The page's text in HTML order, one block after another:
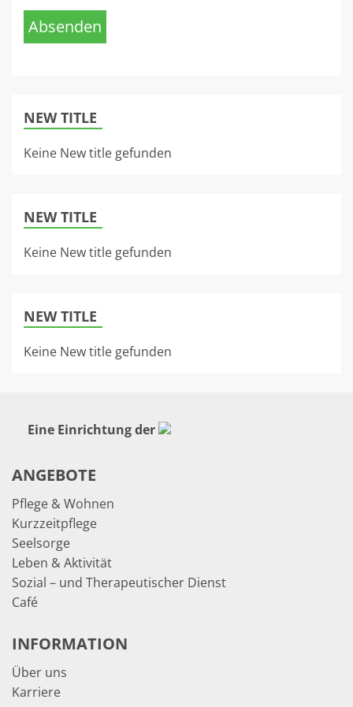
Absenden
NEW TITLE
Keine New title gefunden
NEW TITLE
Keine New title gefunden
NEW TITLE
Keine New title gefunden
Eine Einrichtung der
ANGEBOTE
Pflege & Wohnen
Kurzzeitpflege
Seelsorge
Leben & Aktivität
Sozial – und Therapeutischer Dienst
Café
INFORMATION
Über uns
Karriere